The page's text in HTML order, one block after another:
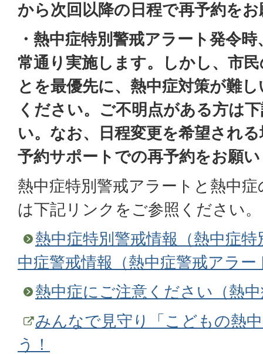
から次回以降の日程で再予約を
・熱中症特別警戒アラート発令
常通り実施します。しかし、市
とを最優先に、熱中症対策が難
ください。ご不明点がある方は
い。なお、日程変更を希望され
予約サポートでの再予約をお願
熱中症特別警戒アラートと熱中
は下記リンクをご参照ください。
熱中症特別警戒情報（熱中症
中症警戒情報（熱中症警戒アラ
熱中症にご注意ください（熱
みんなで見守り「こどもの熱
う！